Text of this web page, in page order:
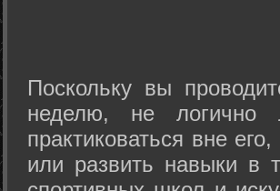
Поскольку вы
неделю, не логично
практиковаться вне
или развить навыки в